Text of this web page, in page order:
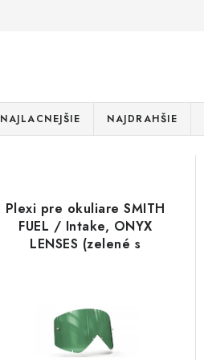
NAJLACNEJŠIE NAJDRAHŠIE
Plexi pre okuliare SMITH
FUEL / Intake, ONYX
LENSES (zelené s